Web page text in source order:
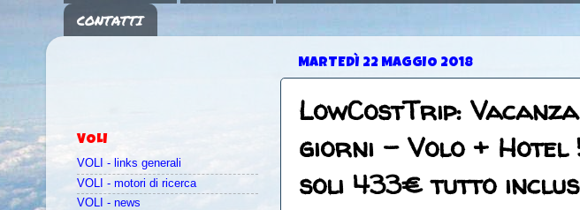
CONTATTI
MARTEDÌ 22 MAGGIO 2018
LowCostTrip:
giorni - Volo + Hotel
soli 433€ tutto
VOLI
VOLI - links generali
VOLI - motori di ricerca
VOLI - news